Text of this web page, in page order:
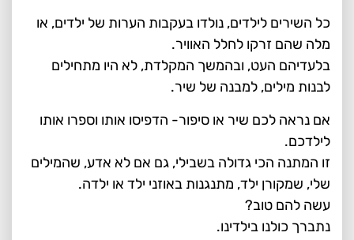
כל השירים לילדים, נולדו בעקבות הערות של ילדים, או
מלה שהם זרקו לחלל האוויר.
בלעדיהם העט, ובהמשך המקלדת, לא היו מתחילים
לבנות מילים, למבנה של שיר.
אם נראה לכם שיר או סיפור- הדפיסו אותו וספרו אותו
לילדכם.
זו המתנה הכי גדולה בשבילי, גם אם לא אדע, שהמילים
שלי, שמקורן ילד, מתנגנות באוזני ילד או ילדה.
עשה להם טוב?
נתברך כולנו בילדינו.